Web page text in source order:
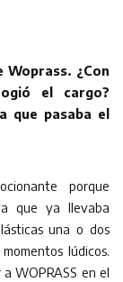
¿Con
el cargo?
que pasaba el
porque
que ya llevaba
una o dos
lúdicos.
WOPRASS en el